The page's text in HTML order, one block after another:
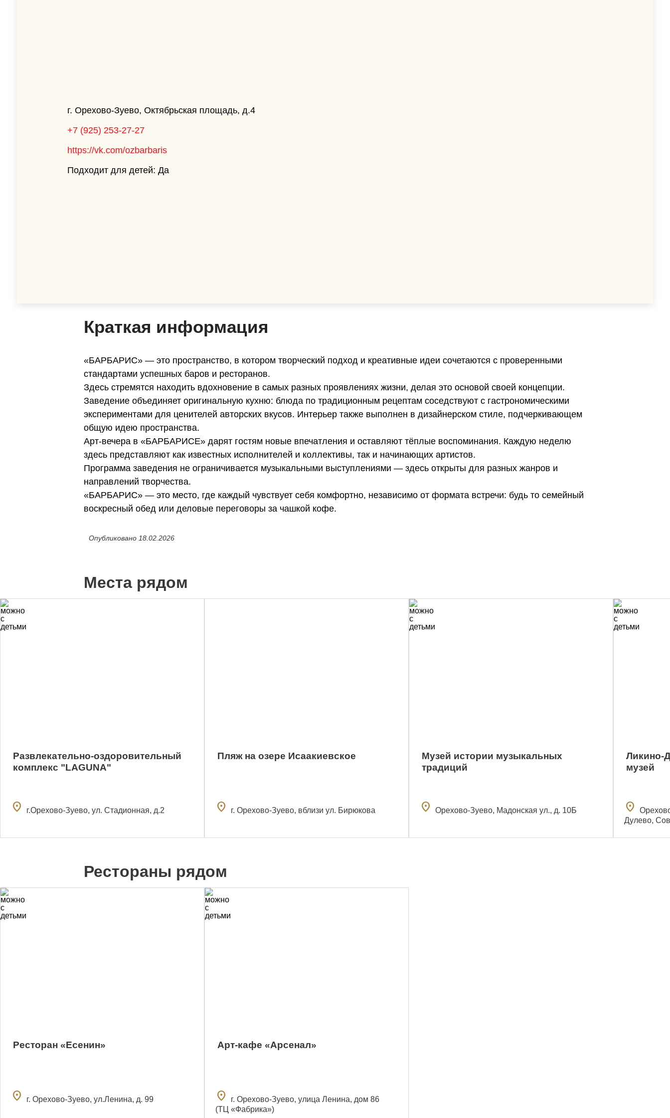
г. Орехово-Зуево, Октябрьская площадь, д.4
+7 (925) 253-27-27
https://vk.com/ozbarbaris
Подходит для детей: Да
Краткая информация
«БАРБАРИС» — это пространство, в котором творческий подход и креативные идеи сочетаются с проверенными
стандартами успешных баров и ресторанов.
Здесь стремятся находить вдохновение в самых разных проявлениях жизни, делая это основой своей концепции.
Заведение объединяет оригинальную кухню: блюда по традиционным рецептам соседствуют с гастрономическими
экспериментами для ценителей авторских вкусов. Интерьер также выполнен в дизайнерском стиле, подчеркивающем
общую идею пространства.
Арт-вечера в «БАРБАРИСЕ» дарят гостям новые впечатления и оставляют тёплые воспоминания. Каждую неделю
здесь представляют как известных исполнителей и коллективы, так и начинающих артистов.
Программа заведения не ограничивается музыкальными выступлениями — здесь открыты для разных жанров и
направлений творчества.
«БАРБАРИС» — это место, где каждый чувствует себя комфортно, независимо от формата встречи: будь то семейный
воскресный обед или деловые переговоры за чашкой кофе.
Опубликовано 18.02.2026
Места рядом
Развлекательно-оздоровительный
комплекс "LAGUNA"
location_on г.Орехово-Зуево, ул. Стадионная, д.2
Пляж на озере Исаакиевское
location_on г. Орехово-Зуево, вблизи ул. Бирюкова
Музей истории музыкальных
традиций
location_on Орехово-Зуево, Мадонская ул., д. 10Б
Ликино-
музей
location_on
Дулево,
Рестораны рядом
Ресторан «Есенин»
location_on г. Орехово-Зуево, ул.Ленина, д. 99
Арт-кафе «Арсенал»
location_on
г. Орехово-Зуево, улица Ленина, дом 86
(ТЦ «Фабрика»)